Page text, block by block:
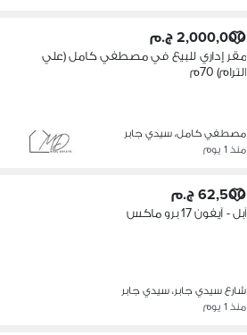
2,000,000 ج.م
مقر إداري للبيع في مصطفي كامل (علي
الترام) 70م
مصطفي كامل، سيدي جابر
منذ 1 يوم
62,500 ج.م
آبل - آيفون 17 برو ماكس
شارع سيدي جابر، سيدي جابر
منذ 1 يوم